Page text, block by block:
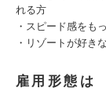
れる方
・スピード感をも
・リゾートが好き
雇用形態は